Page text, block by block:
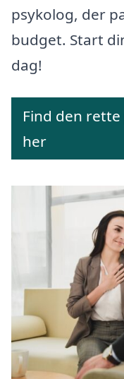
psykolog, der
budget. Start
dag!
Find den
her